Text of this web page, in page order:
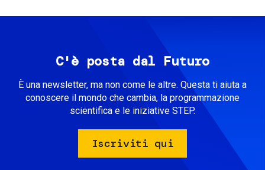
C'è posta dal Futuro
È una newsletter, ma non come le altre. Questa ti aiuta a
conoscere il mondo che cambia, la programmazione
scientifica e le iniziative STEP.
Iscriviti qui